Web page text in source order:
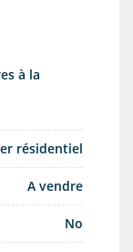
à la
résidentiel
A vendre
No